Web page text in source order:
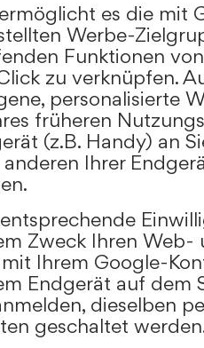
es die mit
Werbe-
Funktionen
zu verknüpfen.
personalisierte
früheren
(z.B. Handy) an
Ihrer
Zweck Ihren
Ihrem Google-
Endgerät auf dem
dieselben
geschaltet